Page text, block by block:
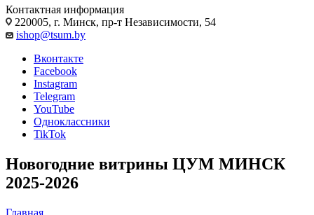
Контактная информация
220005, г. Минск, пр-т Независимости, 54
ishop@tsum.by
Вконтакте
Facebook
Instagram
Telegram
YouTube
Одноклассники
TikTok
Новогодние витрины ЦУМ МИНСК
2025-2026
Главная